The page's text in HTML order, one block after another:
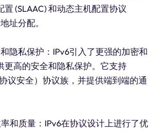
(SLAAC) 和动态主机配置协议
址分配。
隐私保护：IPv6引入了更强的加密和
更高的安全和隐私保护。它支持
议安全）协议族，并提供端到端的通
和质量：IPv6在协议设计上进行了优